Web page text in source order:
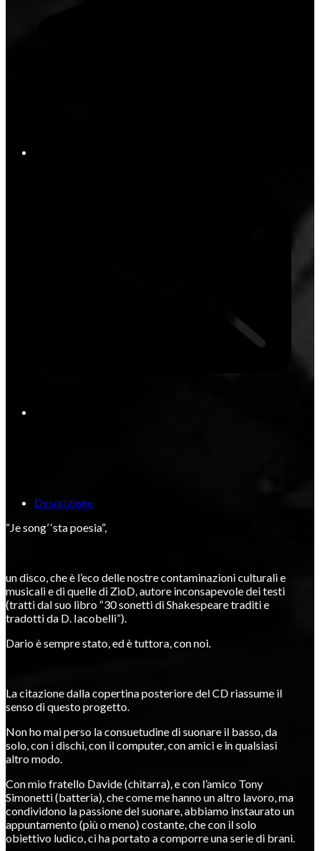
Descrizione
“Je song’ ‘sta poesia”,
un disco, che è l’eco delle nostre contaminazioni culturali e
musicali e di quelle di ZioD, autore inconsapevole dei testi
(tratti dal suo libro “30 sonetti di Shakespeare traditi e
tradotti da D. Iacobelli”).
Dario è sempre stato, ed è tuttora, con noi.
La citazione dalla copertina posteriore del CD riassume il
senso di questo progetto.
Non ho mai perso la consuetudine di suonare il basso, da
solo, con i dischi, con il computer, con amici e in qualsiasi
altro modo.
Con mio fratello Davide (chitarra), e con l’amico Tony
Simonetti (batteria), che come me hanno un altro lavoro, ma
condividono la passione del suonare, abbiamo instaurato un
appuntamento (più o meno) costante, che con il solo
obiettivo ludico, ci ha portato a comporre una serie di brani.